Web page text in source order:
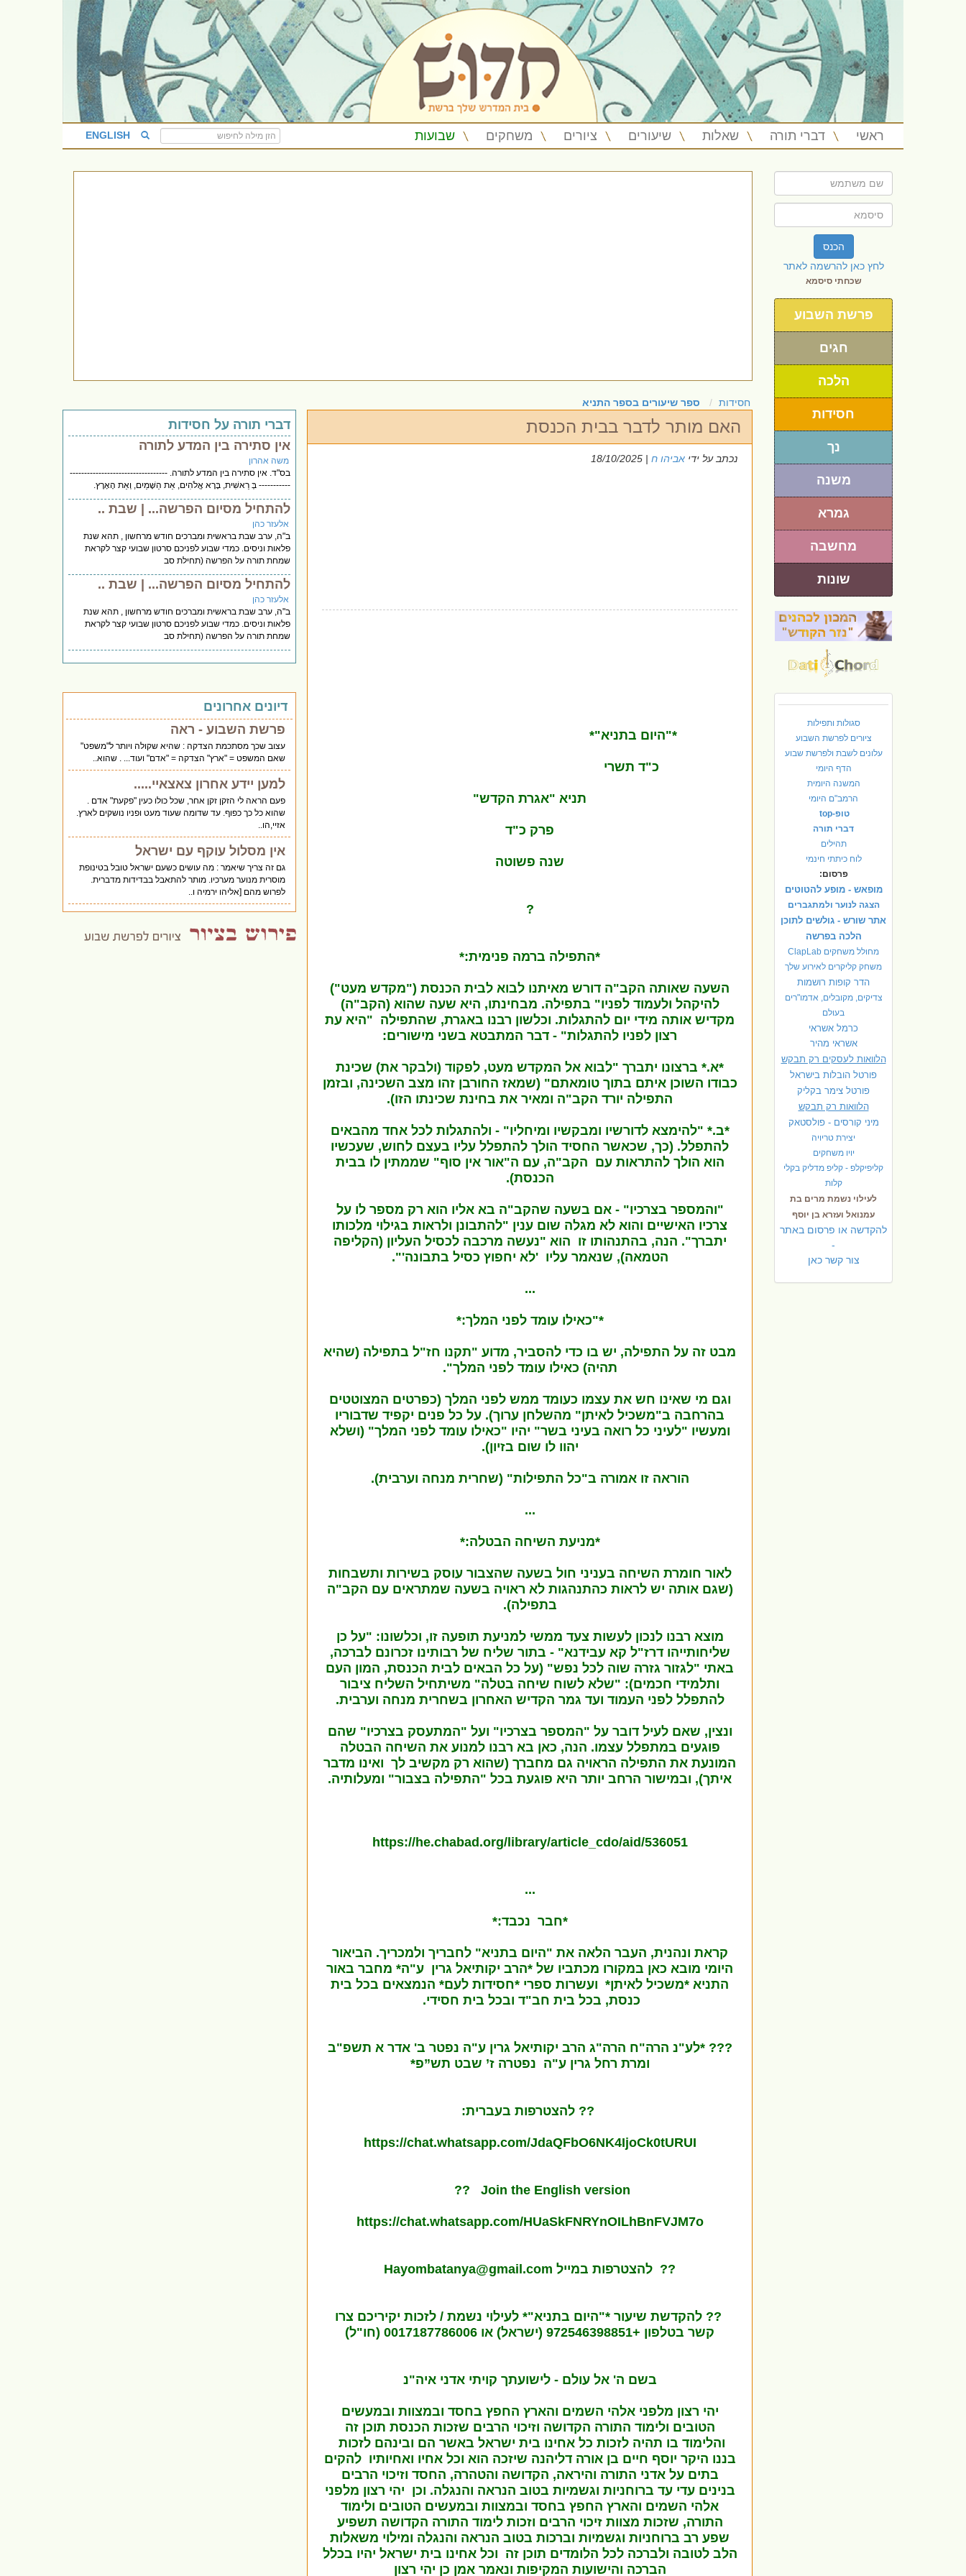
ראשי דברי תורה שאלות שיעורים ציורים משחקים שבועות ENGLISH
הכנס
לחץ כאן להרשמה לאתר
שכחתי סיסמא
פרשת השבוע
חגים
הלכה
חסידות
נך
משנה
גמרא
מחשבה
שונות
סגולות ותפילות
ציורים לפרשת השבוע
עלונים לשבת ולפרשת שבוע
הדף היומי
המשנה היומית
הרמב"ם היומי
טופ-top
דברי תורה
תהילים
לוח כיתתי חינמי
פרסום:
מופאש - מופע להטוטים
הצגה לנוער ולמתגברים
אתר שורש - גולשים לתוכן
הלכה בפרשה
מחולל משחקים ClapLab
משחק קליקרים לאירוע שלך
הדר קופות רושמות
צדיקים, מקובלים, אדמו"רים
בעולם
כרמל אשראי
אשראי מהיר
הלוואות לעסקים רק תבקש
פורטל הובלות בישראל
פורטל צימר בקליק
הלוואות רק תבקש
מיני קורסים - פולסטאק
יצירת טריויה
יויו משחקים
קליפיקלפ - קליפ מדליק בקלי
קלות
לעילוי נשמת מרים בת
עמנואל ועזרא בן יוסף
להקדשה או פרסום באתר
-
צור קשר כאן
חסידות ספר שיעורים בספר התניא
האם מותר לדבר בבית הכנסת
נכתב על ידי אביהו ח | 18/10/2025
*"היום בתניא"*
כ"ד תשרי
תניא "אגרת הקדש"
פרק כ"ד
שנה פשוטה
?
*התפילה ברמה פנימית:*
השעה שאותה הקב"ה דורש מאיתנו לבוא לבית הכנסת ("מקדש מעט")
להיקהל ולעמוד לפניו" בתפילה. מבחינתו, היא שעה שהוא (הקב"ה)
מקדיש אותה מידי יום להתגלות. וכלשון רבנו באגרת, שהתפילה "היא עת
רצון לפניו להתגלות" - דבר המתבטא בשני מישורים:
*א.* ברצונו יתברך "לבוא אל המקדש מעט, לפקוד (ולבקר את) שכינת
כבודו השוכן איתם בתוך טומאתם" (שמאז החורבן זהו מצב השכינה, ובזמן
התפילה יורד הקב"ה ומאיר את בחינת שכינתו הזו).
*ב.* "להימצא לדורשיו ומבקשיו ומיחליו" - ולהתגלות לכל אחד מהבאים
להתפלל. (כך, שכאשר החסיד הולך להתפלל עליו בעצם לחוש, שעכשיו
הוא הולך להתראות עם הקב"ה, עם ה"אור אין סוף" שממתין לו בבית
הכנסת).
"והמספר בצרכיו" - אם בשעה שהקב"ה בא אליו הוא רק מספר לו על
צרכיו האישיים והוא לא מגלה שום ענין "להתבונן ולראות בגילוי מלכותו
יתברך". הנה, בהתנהותו זו הוא "נעשה מרכבה לכסיל העליון (הקליפה
הטמאה), שנאמר עליו 'לא יחפוץ כסיל בתבונה'".
...
*"כאילו עומד לפני המלך:*
מבט זה על התפילה, יש בו כדי להסביר, מדוע "תקנו חז"ל בתפילה (שהיא
תהיה) כאילו עומד לפני המלך".
וגם מי שאינו חש את עצמו כעומד ממש לפני המלך (כפרטים המצוטטים
בהרחבה ב"משכיל לאיתן" מהשלחן ערוך). על כל פנים יקפיד שדבוריו
ומעשיו "לעיני כל רואה בעיני בשר" יהיו "כאילו עומד לפני המלך" (ושלא
יהוו לו שום בזיון).
הוראה זו אמורה ב"כל התפילות" (שחרית מנחה וערבית).
...
*מניעת השיחה הבטלה:*
לאור חומרת השיחה בעניני חול בשעה שהצבור עוסק בשירות ותשבחות
(שגם אותה יש לראות כהתנהגות לא ראויה בשעה שמתראים עם הקב"ה
בתפילה).
מוצא רבנו לנכון לעשות צעד ממשי למניעת תופעה זו, וכלשונו: "על כן
שליחותייהו דרז"ל קא עבידנא" - בתור שליח של רבותינו זכרונם לברכה,
באתי "לגזור גזרה שוה לכל נפש" (על כל הבאים לבית הכנסת, המון העם
ותלמידי חכמים): "שלא לשוח שיחה בטלה" משיתחיל השליח ציבור
להתפלל לפני העמוד ועד גמר הקדיש האחרון בשחרית מנחה וערבית.
ונצין, שאם לעיל דובר על "המספר בצרכיו" ועל "המתעסק בצרכיו" שהם
פוגעים במתפלל עצמו. הנה, כאן בא רבנו למנוע את השיחה הבטלה
המונעת את התפילה הראויה גם מחברך (שהוא רק מקשיב לך ואינו מדבר
איתך), ובמישור הרחב יותר היא פוגעת בכל "התפילה בצבור" ומעלותיה.
https://he.chabad.org/library/article_cdo/aid/536051
...
*חבר נכבד:*
קראת ונהנית, העבר הלאה את "היום בתניא" לחבריך ולמכריך. הביאור
היומי מובא כאן במקורו מכתביו של *הרב יקותיאל גרין ע"ה* מחבר באור
התניא *משכיל לאיתן* ועשרות ספרי *חסידות לעם* הנמצאים בכל בית
כנסת, בכל בית חב"ד ובכל בית חסידי.
??? *לע"נ הרה"ח הרה"ג הרב יקותיאל גרין ע"ה נפטר ב' אדר א תשפ"ב
ומרת רחל גרין ע"ה נפטרה ז’ שבט תש”פ*
?? להצטרפות בעברית:
https://chat.whatsapp.com/JdaQFbO6NK4IjoCk0tURUI
https://chat.whatsapp.com/HUaSkFNRYnOILhBnFVJM7o
?? להצטרפות במייל Hayombatanya@gmail.com
?? להקדשת שיעור *"היום בתניא"* לעילוי נשמת / לזכות יקיריכם צרו
קשר בטלפון +972546398851 (ישראל) או 0017187786006 (חו"ל)
בשם ה' אל עולם - לישועתך קויתי אדני איה"נ
יהי רצון מלפני אלהי השמים והארץ החפץ בחסד ובמצוות ובמעשים
הטובים ולימוד התורה הקדושה וזיכוי הרבים שזכות הכנסת תוכן זה
והלימוד בו תהיה לזכות כל אחינו בית ישראל באשר הם ובינהם לזכות
בננו היקר יוסף חיים בן אורה דליהנה שיזכה הוא וכל אחיו ואחיותיו להקים
בתים על אדני התורה והיראה, הקדושה והטהרה, החסד וזיכוי הרבים
בנינים עדי עד ברוחניות וגשמיות בטוב הנראה והנגלה. וכן יהי רצון מלפני
אלהי השמים והארץ החפץ בחסד ובמצוות ובמעשים הטובים ולימוד
התורה, שזכות מצוות זיכוי הרבים וזכות לימוד התורה הקדושה תשפיע
שפע רב ברוחניות וגשמיות וברכות בטוב הנראה והנגלה ומילוי משאלות
הלב לטובה ולברכה לכל הלומדים תוכן זה וכל אחינו בית ישראל יהיו בכלל
הברכה והישועות המקיפות ונאמר אמן כן יהי רצון
דברי תורה על חסידות
אין סתירה בין המדע לתורה
משה אהרון
בס"ד. אין סתירה בין המדע לתורה. ----------------------------------
----------- בְּ רֵאשִׁית, בָּרָא אֱלֹהִים, אֵת הַשָּׁמַיִם, וְאֵת הָאָרֶץ.
להתחיל מסיום הפרשה... | שבת ..
אלעזר כהן
ב"ה, ערב שבת בראשית ומברכים חודש מרחשון , תהא שנת
פלאות וניסים. כמדי שבוע לפניכם סרטון שבועי קצר לקראת
שמחת תורה על הפרשה (תחילת סב
להתחיל מסיום הפרשה... | שבת ..
אלעזר כהן
ב"ה, ערב שבת בראשית ומברכים חודש מרחשון , תהא שנת
פלאות וניסים. כמדי שבוע לפניכם סרטון שבועי קצר לקראת
שמחת תורה על הפרשה (תחילת סב
דיונים אחרונים
פרשת השבוע - ראה
עצוב שכך מסתכמת הצדקה : שהיא שקולה ויותר ל"משפט"
שאם המשפט = "ארץ" הצדקה = "אדם" ועוד... . שהוא..
למען יידע אחרון צאצאיי.....
פעם הראה לי הזקן זקן אחר, שכל כולו כעין "פקעת" אדם .
שהוא כל כך כפוף. עד שדומה שעוד מעט ופניו נושקים לארץ.
אזיי,הו..
אין מסלול עוקף עם ישראל
גם זה צריך שיאמר : מה עושים כשעם ישראל טובל בטינופת
מוסרית מנוער מערכיו. מותר להתאבל בבדידות מדברית.
לפרוש מהם [אליהו ירמיה ו..